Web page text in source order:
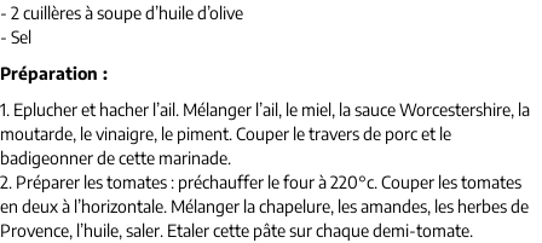
- 2 cuillères à soupe d’huile d’olive
- Sel
Préparation :
1. Eplucher et hacher l’ail. Mélanger l’ail, le miel, la sauce Worcestershire, la
moutarde, le vinaigre, le piment. Couper le travers de porc et le
badigeonner de cette marinade.
2. Préparer les tomates : préchauffer le four à 220°c. Couper les tomates
en deux à l’horizontale. Mélanger la chapelure, les amandes, les herbes de
Provence, l’huile, saler. Etaler cette pâte sur chaque demi-tomate.